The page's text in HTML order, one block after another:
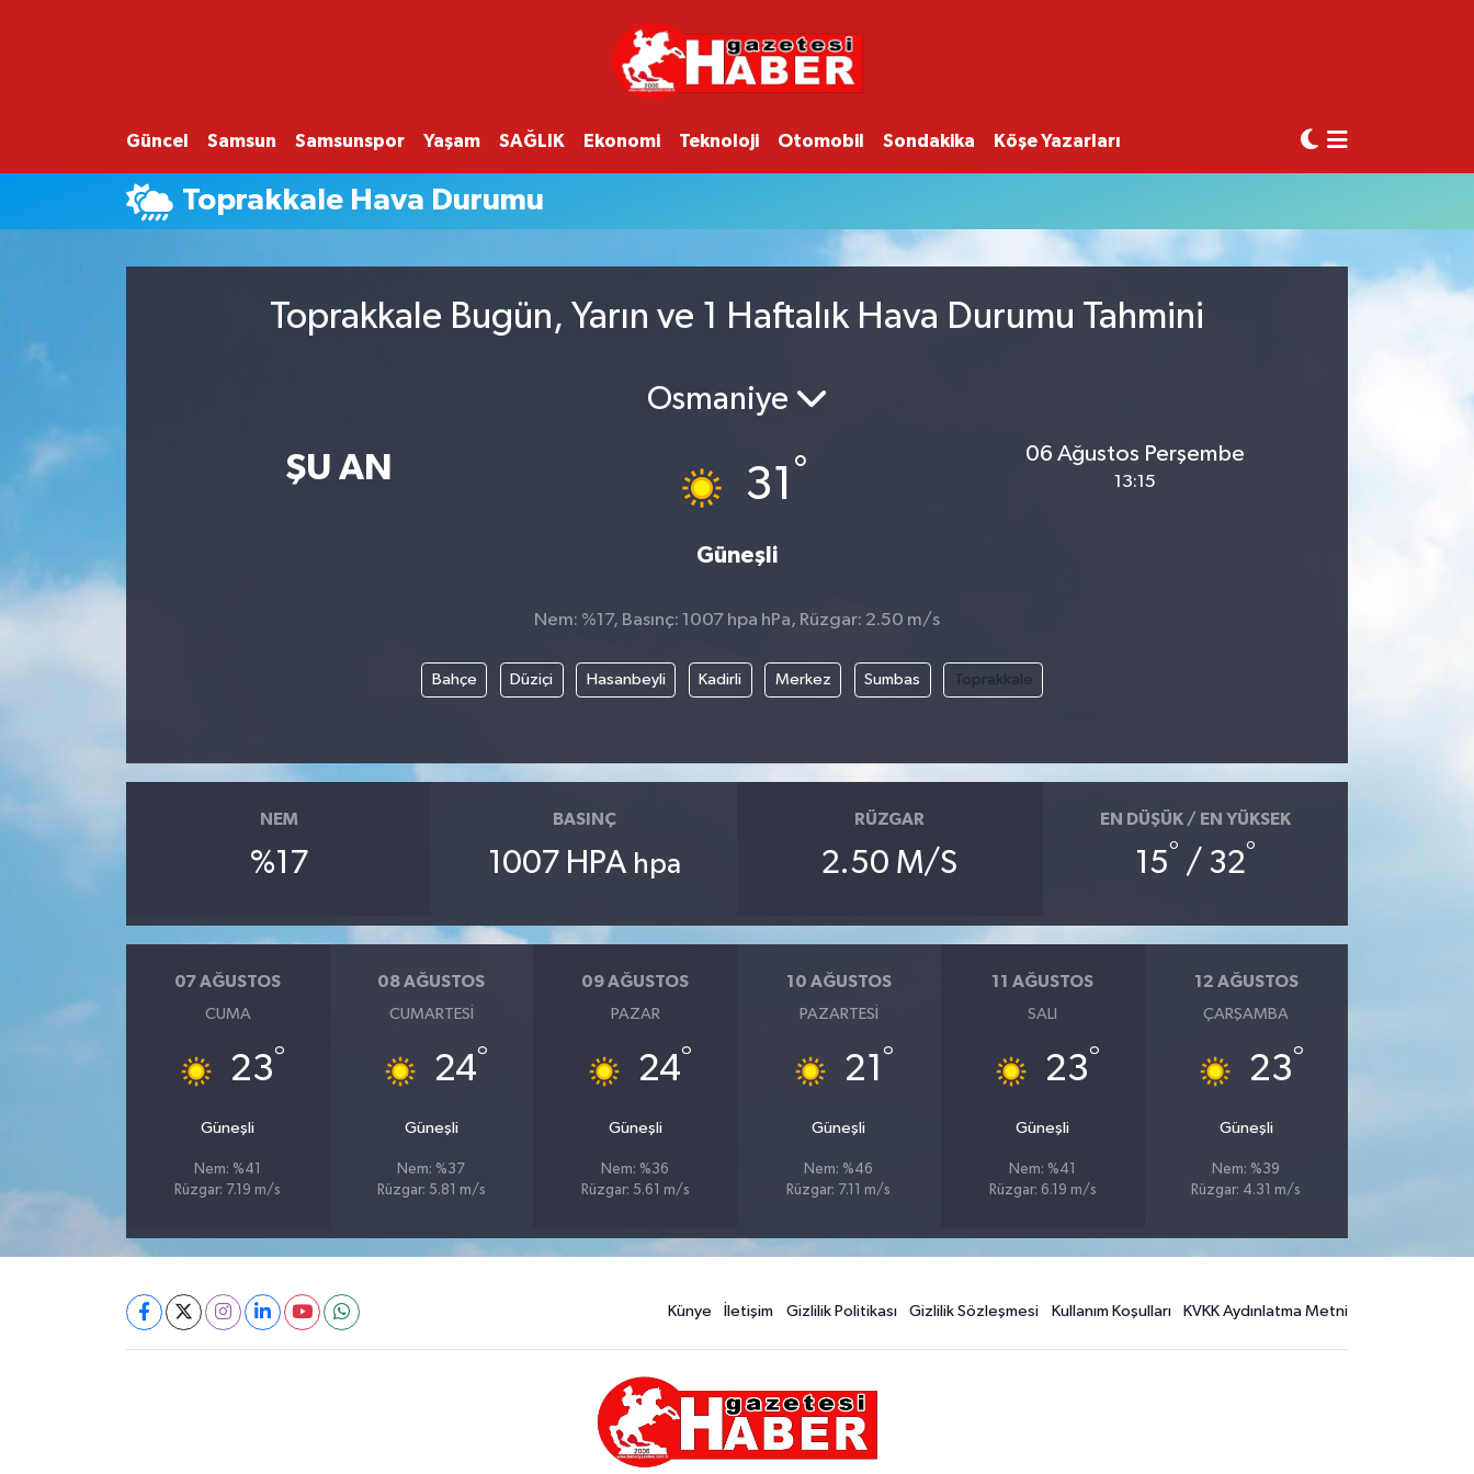
Güncel Samsun Samsunspor Yaşam SAĞLIK Ekonomi Teknoloji Otomobil Sondakika Köşe Yazarları
Toprakkale Hava Durumu
Toprakkale Bugün, Yarın ve 1 Haftalık Hava Durumu Tahmini
ŞU AN
Osmaniye
31 °
Güneşli
06 Ağustos Perşembe
13:15
Nem: %17, Basınç: 1007 hpa hPa, Rüzgar: 2.50 m/s
Bahçe Düziçi Hasanbeyli Kadirli Merkez Sumbas Toprakkale
NEM
%17
BASINÇ
1007 HPA hpa
RÜZGAR
2.50 M/S
EN DÜŞÜK / EN YÜKSEK
15° / 32°
07 AĞUSTOS
CUMA
23°
Güneşli
Nem: %41
Rüzgar: 7.19 m/s
08 AĞUSTOS
CUMARTESI
24°
Güneşli
Nem: %37
Rüzgar: 5.81 m/s
09 AĞUSTOS
PAZAR
24°
Güneşli
Nem: %36
Rüzgar: 5.61 m/s
10 AĞUSTOS
PAZARTESI
21 °
Güneşli
Nem: %46
Rüzgar: 7.11 m/s
11 AĞUSTOS
SALI
23°
Güneşli
Nem: %41
Rüzgar: 6.19 m/s
12 AĞUSTOS
ÇARŞAMBA
23°
Güneşli
Nem: %39
Rüzgar: 4.31 m/s
Künye İletişim Gizlilik Politikası Gizlilik Sözleşmesi Kullanım Koşulları KVKK Aydınlatma Metni
SAMSUN
SAMSUNSPOR